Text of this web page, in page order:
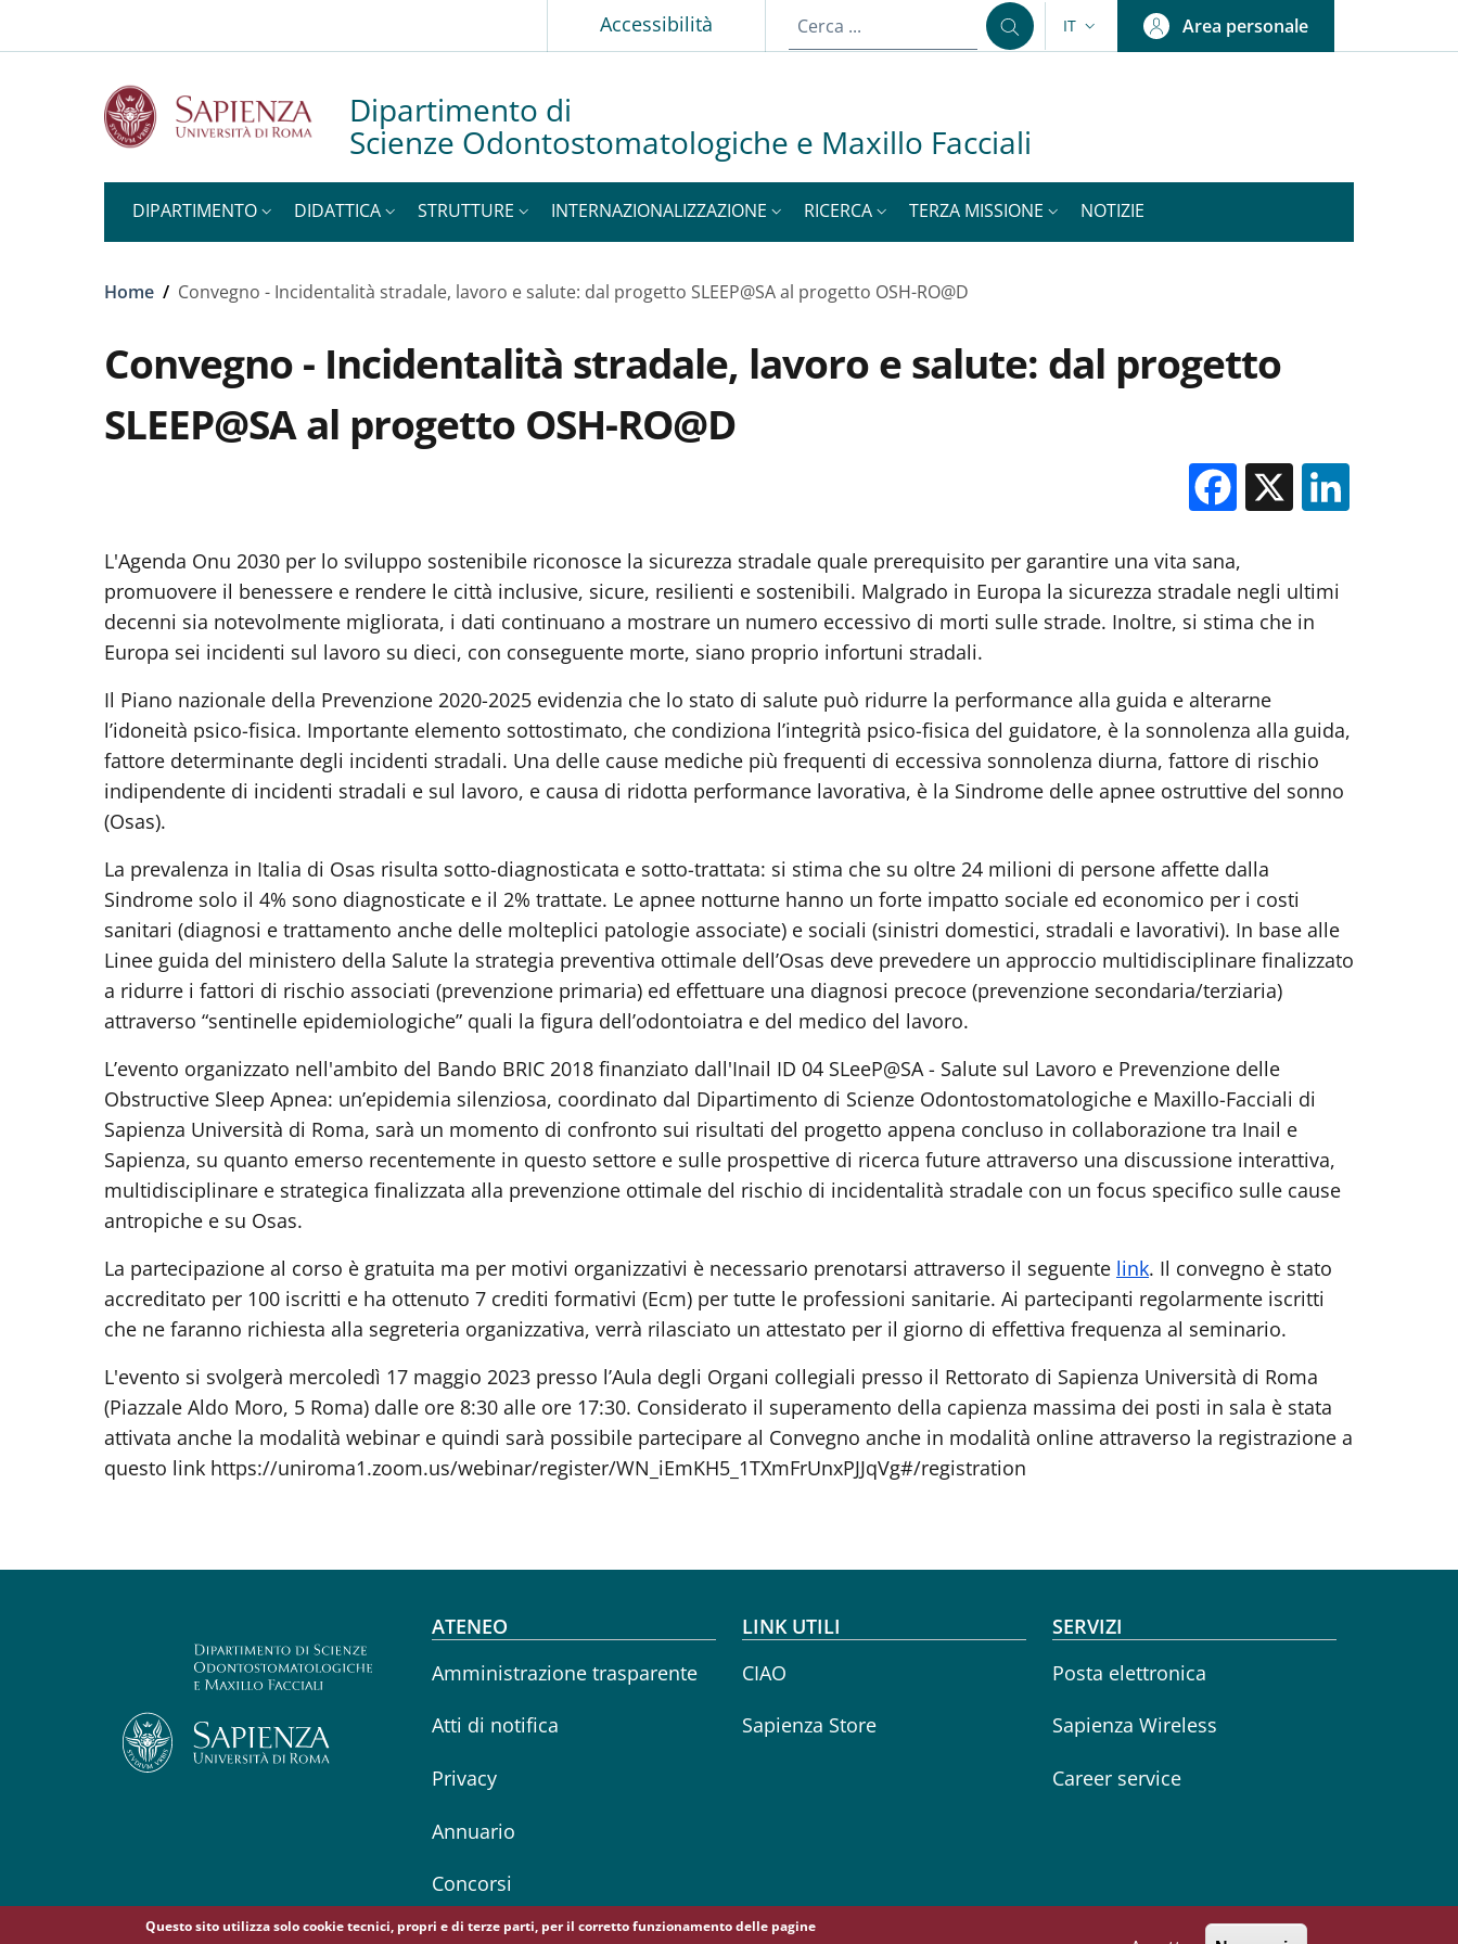
Accessibilità SELETTORE LINGUA: CURRENT LANGUAGE
IT Area personale
Dipartimento di
Scienze Odontostomatologiche e Maxillo Facciali
DIPARTIMENTO DIDATTICA STRUTTURE INTERNAZIONALIZZAZIONE RICERCA TERZA MISSIONE NOTIZIE
Briciole di pane
Home / Convegno - Incidentalità stradale, lavoro e salute: dal progetto SLEEP@SA al progetto OSH-RO@D
Convegno - Incidentalità stradale, lavoro e salute: dal progetto
SLEEP@SA al progetto OSH-RO@D
Facebook
X
L'Agenda Onu 2030 per lo sviluppo sostenibile riconosce la sicurezza stradale quale prerequisito per garantire una vita sana,
promuovere il benessere e rendere le città inclusive, sicure, resilienti e sostenibili. Malgrado in Europa la sicurezza stradale negli ultimi
decenni sia notevolmente migliorata, i dati continuano a mostrare un numero eccessivo di morti sulle strade. Inoltre, si stima che in
Europa sei incidenti sul lavoro su dieci, con conseguente morte, siano proprio infortuni stradali.
Il Piano nazionale della Prevenzione 2020-2025 evidenzia che lo stato di salute può ridurre la performance alla guida e alterarne
l’idoneità psico-fisica. Importante elemento sottostimato, che condiziona l’integrità psico-fisica del guidatore, è la sonnolenza alla guida,
fattore determinante degli incidenti stradali. Una delle cause mediche più frequenti di eccessiva sonnolenza diurna, fattore di rischio
indipendente di incidenti stradali e sul lavoro, e causa di ridotta performance lavorativa, è la Sindrome delle apnee ostruttive del sonno
(Osas).
La prevalenza in Italia di Osas risulta sotto-diagnosticata e sotto-trattata: si stima che su oltre 24 milioni di persone affette dalla
Sindrome solo il 4% sono diagnosticate e il 2% trattate. Le apnee notturne hanno un forte impatto sociale ed economico per i costi
sanitari (diagnosi e trattamento anche delle molteplici patologie associate) e sociali (sinistri domestici, stradali e lavorativi). In base alle
Linee guida del ministero della Salute la strategia preventiva ottimale dell’Osas deve prevedere un approccio multidisciplinare ­finalizzato
a ridurre i fattori di rischio associati (prevenzione primaria) ed effettuare una diagnosi precoce (prevenzione secondaria/terziaria)
attraverso “sentinelle epidemiologiche” quali la figura dell’odontoiatra e del medico del lavoro.
L’evento organizzato nell'ambito del Bando BRIC 2018 finanziato dall'Inail ID 04 SLeeP@SA - Salute sul Lavoro e Prevenzione delle
Obstructive Sleep Apnea: un’epidemia silenziosa, coordinato dal Dipartimento di Scienze Odontostomatologiche e Maxillo-Facciali di
Sapienza Università di Roma, sarà un momento di confronto sui risultati del progetto appena concluso in collaborazione tra Inail e
Sapienza, su quanto emerso recentemente in questo settore e sulle prospettive di ricerca future attraverso una discussione interattiva,
multidisciplinare e strategica finalizzata alla prevenzione ottimale del rischio di incidentalità stradale con un focus specifico sulle cause
antropiche e su Osas.
La partecipazione al corso è gratuita ma per motivi organizzativi è necessario prenotarsi attraverso il seguente link. Il convegno è stato
accreditato per 100 iscritti e ha ottenuto 7 crediti formativi (Ecm) per tutte le professioni sanitarie. Ai partecipanti regolarmente iscritti
che ne faranno richiesta alla segreteria organizzativa, verrà rilasciato un attestato per il giorno di effettiva frequenza al seminario.
L'evento si svolgerà mercoledì 17 maggio 2023 presso l’Aula degli Organi collegiali presso il Rettorato di Sapienza Università di Roma
(Piazzale Aldo Moro, 5 Roma) dalle ore 8:30 alle ore 17:30. Considerato il superamento della capienza massima dei posti in sala è stata
attivata anche la modalità webinar e quindi sarà possibile partecipare al Convegno anche in modalità online attraverso la registrazione a
questo link https://uniroma1.zoom.us/webinar/register/WN_iEmKH5_1TXmFrUnxPJJqVg#/registration
Footer menu
ATENEO
Amministrazione trasparente
Atti di notifica
Privacy
Annuario
Concorsi
LINK UTILI
CIAO
Sapienza Store
SERVIZI
Posta elettronica
Sapienza Wireless
Career service
Questo sito utilizza solo cookie tecnici, propri e di terze parti, per il corretto funzionamento delle pagine